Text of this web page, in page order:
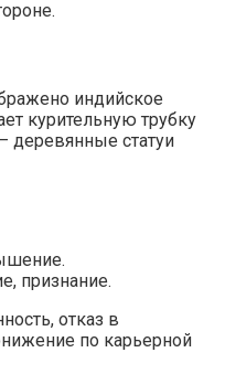
индийское
курительную трубку
статуи
признание.
отказ в
по карьерной